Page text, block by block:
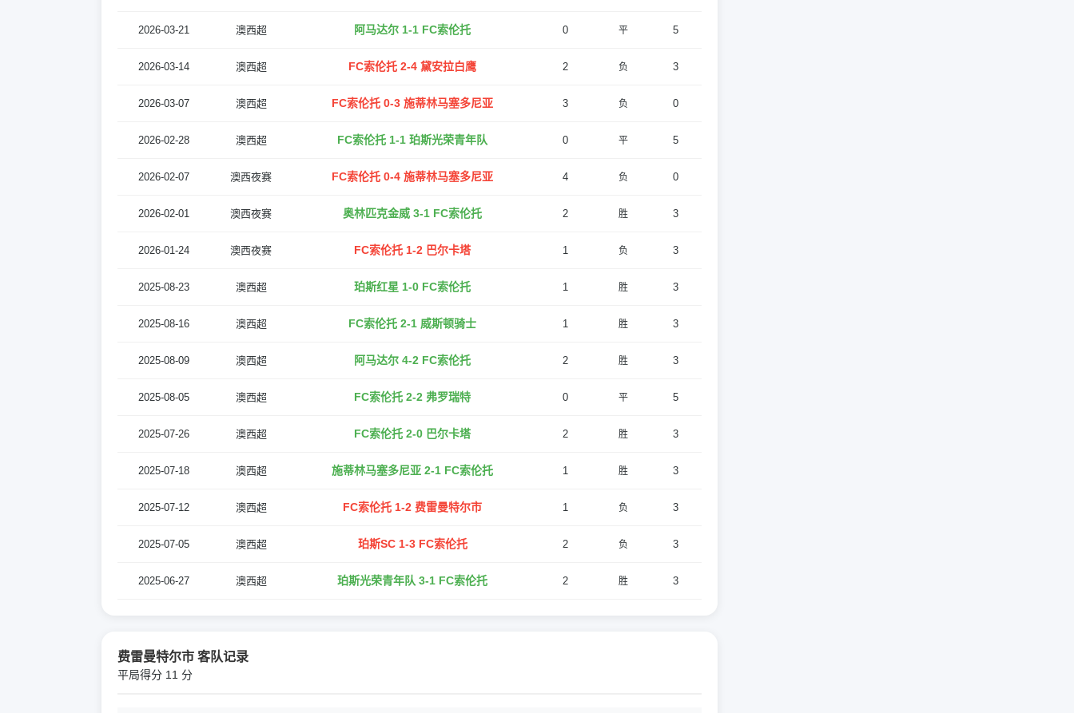
2026-03-21 澳西超 阿马达尔 1-1 FC索伦托 0 平 5
2026-03-14 澳西超 FC索伦托 2-4 黛安拉白鹰 2 负 3
2026-03-07 澳西超 FC索伦托 0-3 施蒂林马塞多尼亚 3 负 0
2026-02-28 澳西超 FC索伦托 1-1 珀斯光荣青年队 0 平 5
2026-02-07 澳西夜赛 FC索伦托 0-4 施蒂林马塞多尼亚 4 负 0
2026-02-01 澳西夜赛 奥林匹克金威 3-1 FC索伦托 2 胜 3
2026-01-24 澳西夜赛 FC索伦托 1-2 巴尔卡塔 1 负 3
2025-08-23 澳西超 珀斯红星 1-0 FC索伦托 1 胜 3
2025-08-16 澳西超 FC索伦托 2-1 威斯顿骑士 1 胜 3
2025-08-09 澳西超 阿马达尔 4-2 FC索伦托 2 胜 3
2025-08-05 澳西超 FC索伦托 2-2 弗罗瑞特 0 平 5
2025-07-26 澳西超 FC索伦托 2-0 巴尔卡塔 2 胜 3
2025-07-18 澳西超 施蒂林马塞多尼亚 2-1 FC索伦托 1 胜 3
2025-07-12 澳西超 FC索伦托 1-2 费雷曼特尔市 1 负 3
2025-07-05 澳西超 珀斯SC 1-3 FC索伦托 2 负 3
2025-06-27 澳西超 珀斯光荣青年队 3-1 FC索伦托 2 胜 3
费雷曼特尔市 客队记录
平局得分 11 分